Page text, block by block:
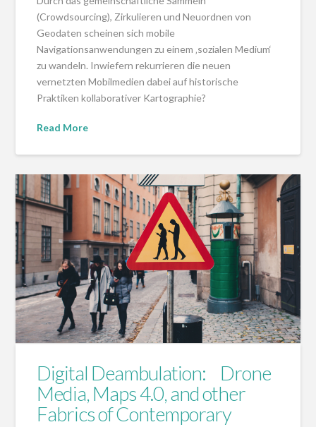
(Crowdsourcing), Zirkulieren und Neuordnen von
Geodaten scheinen sich mobile
Navigationsanwendungen zu einem ‚sozialen Medium‘
zu wandeln. Inwiefern rekurrieren die neuen
vernetzten Mobilmedien dabei auf historische
Praktiken kollaborativer Kartographie?
Read More
Digital Deambulation: Drone
Media, Maps 4.0, and other
Fabrics of Contemporary